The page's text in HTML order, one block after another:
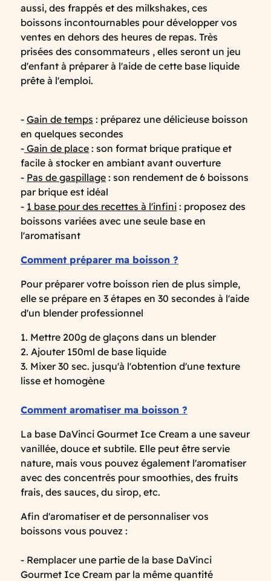
aussi, des frappés et des milkshakes, ces
boissons incontournables pour développer vos
ventes en dehors des heures de repas. Très
prisées des consommateurs , elles seront un jeu
d'enfant à préparer à l'aide de cette base liquide
prête à l'emploi.
- Gain de temps : préparez une délicieuse boisson
en quelques secondes
- Gain de place : son format brique pratique et
facile à stocker en ambiant avant ouverture
- Pas de gaspillage : son rendement de 6 boissons
par brique est idéal
- 1 base pour des recettes à l'infini : proposez des
boissons variées avec une seule base en
l'aromatisant
Comment préparer ma boisson ?
Pour préparer votre boisson rien de plus simple,
elle se prépare en 3 étapes en 30 secondes à l'aide
d'un blender professionnel
1. Mettre 200g de glaçons dans un blender
2. Ajouter 150ml de base liquide
3. Mixer 30 sec. jusqu'à l'obtention d'une texture
lisse et homogène
Comment aromatiser ma boisson ?
La base DaVinci Gourmet Ice Cream a une saveur
vanillée, douce et subtile. Elle peut être servie
nature, mais vous pouvez également l'aromatiser
avec des concentrés pour smoothies, des fruits
frais, des sauces, du sirop, etc.
Afin d'aromatiser et de personnaliser vos
boissons vous pouvez :
- Remplacer une partie de la base DaVinci
Gourmet Ice Cream par la même quantité